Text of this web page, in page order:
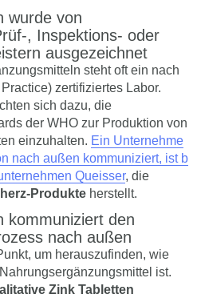
wurde von
, Inspektions- oder
ausgezeichnet
steht oft ein nach
zertifiziertes Labor.
sich dazu, die
der WHO zur Produktion von
einzuhalten. Ein Unternehme
nach außen kommuniziert, ist b
Queisser, die
Produkte herstellt.
kommuniziert den
nach außen
um herauszufinden, wie
ist.
Zink Tabletten